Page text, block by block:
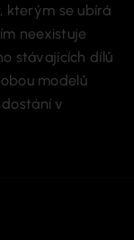
kterým se ubírá
neexistuje
stávajících dílů
modelů
v